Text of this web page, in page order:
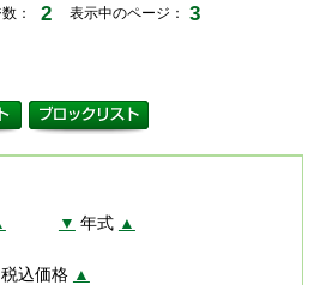
： 2 表示中のページ： 3
▼ 年式 ▲
税込価格 ▲